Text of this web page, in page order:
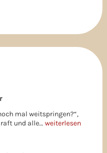
mal weitspringen?“,
und alle… weiterlesen